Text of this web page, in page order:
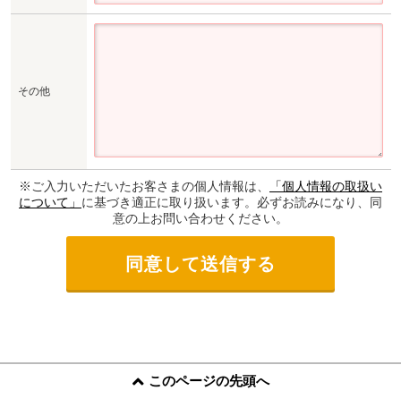
その他
※ご入力いただいたお客さまの個人情報は、
「個人情報の取扱い
について」 に基づき適正に取り扱います。必ずお読みになり、同
意の上お問い合わせください。
このページの先頭へ